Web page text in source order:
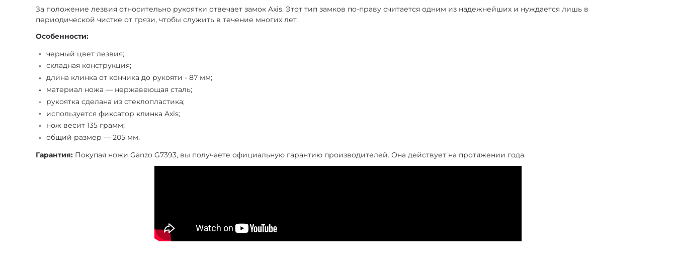
За положение лезвия относительно рукоятки отвечает замок Axis. Этот тип замков по-праву считается одним из надежнейших и нуждается лишь в
периодической чистке от грязи, чтобы служить в течение многих лет.
Особенности:
черный цвет лезвия;
складная конструкция;
длина клинка от кончика до рукояти - 87 мм;
материал ножа — нержавеющая сталь;
рукоятка сделана из стеклопластика;
используется фиксатор клинка Axis;
нож весит 135 грамм;
общий размер — 205 мм.
Гарантия: Покупая ножи Ganzo G7393, вы получаете официальную гарантию производителей. Она действует на протяжении года.